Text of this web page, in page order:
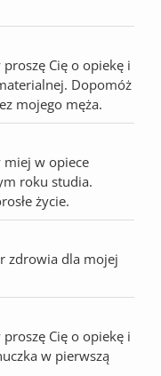
Cię o opiekę i
Dopomóż
mojego męża.
miej w opiece
roku studia.
życie.
zdrowia dla mojej
Cię o opiekę i
w pierwszą